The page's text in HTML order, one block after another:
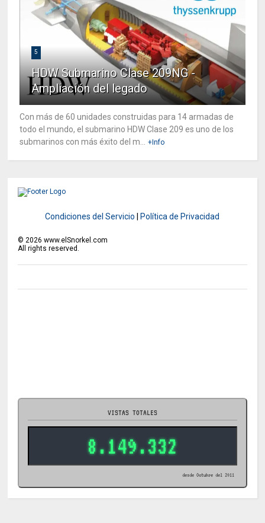
5
HDW Submarino Clase 209NG -
Ampliación del legado
Con más de 60 unidades construidas para 14 armadas de
todo el mundo, el submarino HDW Clase 209 es uno de los
submarinos con más éxito del m...
+Info
Condiciones del Servicio Política de Privacidad
©2026 www.elSnorkel.com
All rights reserved.
VISTAS TOTALES
8.149.332
desde Octubre del 2011